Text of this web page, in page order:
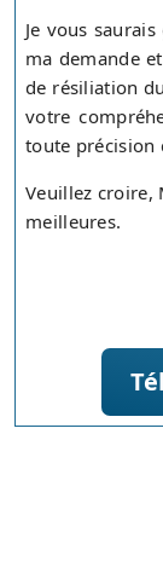
Je vous
ma demande
de résiliation
votre
toute précision
Veuillez croire,
meilleures.